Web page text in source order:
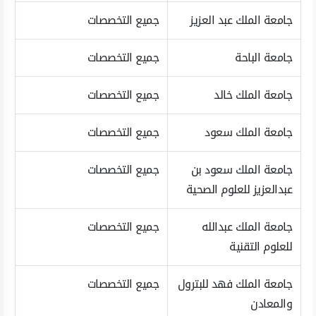
جامعة الملك عبد العزيز
جميع التخصصات
جامعة الباحة
جميع التخصصات
جامعة الملك خالد
جميع التخصصات
جامعة الملك سعود
جميع التخصصات
جامعة الملك سعود بن
عبدالعزيز للعلوم الصحية
جميع التخصصات
جامعة الملك عبدالله
للعلوم التقنية
جميع التخصصات
جامعة الملك فهد للبترول
والمعادن
جميع التخصصات